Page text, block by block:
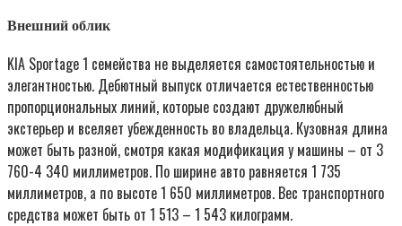
Внешний облик
KIA Sportage 1 семейства не выделяется самостоятельностью и
элегантностью. Дебютный выпуск отличается естественностью
пропорциональных линий, которые создают дружелюбный
экстерьер и вселяет убежденность во владельца. Кузовная длина
может быть разной, смотря какая модификация у машины – от 3
760-4 340 миллиметров. По ширине авто равняется 1 735
миллиметров, а по высоте 1 650 миллиметров. Вес транспортного
средства может быть от 1 513 – 1 543 килограмм.